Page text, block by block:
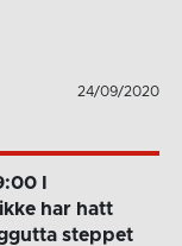
24/09/2020
I
har hatt
steppet